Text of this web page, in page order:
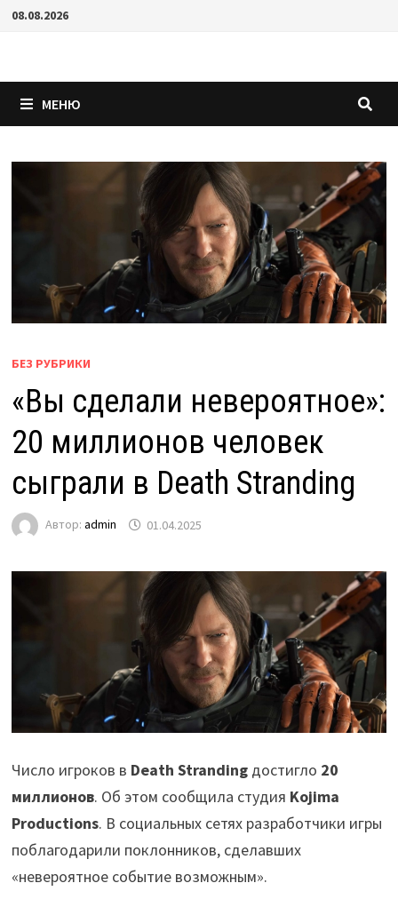
Перейти
08.08.2026
МЕНЮ
БЕЗ РУБРИКИ
«‎Вы сделали невероятное»‎:
20 миллионов человек
сыграли в Death Stranding
Автор: admin 01.04.2025
Число игроков в Death Strandingдостигло 20
миллионов. Об этом сообщила студия Kojima
Productions. В социальных сетях разработчики игры
поблагодарили поклонников, сделавших
«невероятное событие возможным».